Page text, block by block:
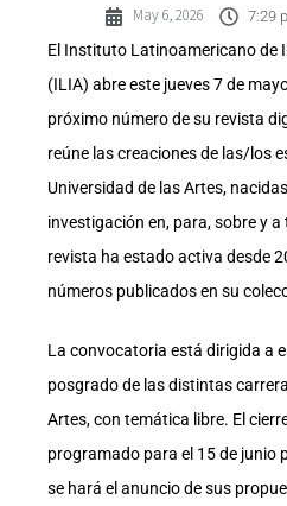
May 6, 2026 7:29
El Instituto Latinoamericano de
(ILIA) abre este jueves 7 de
próximo número de su revista
reúne las creaciones de las/los
Universidad de las Artes,
investigación en, para, sobre y
revista ha estado activa desde
números publicados en su
La convocatoria está dirigida a
posgrado de las distintas
Artes, con temática libre. El
programado para el 15 de junio
se hará el anuncio de sus